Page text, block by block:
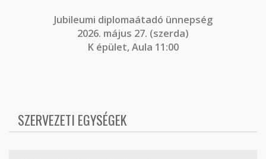
Jubileumi diplomaátadó ünnepség
2026. május 27. (szerda)
K épület, Aula 11:00
SZERVEZETI EGYSÉGEK